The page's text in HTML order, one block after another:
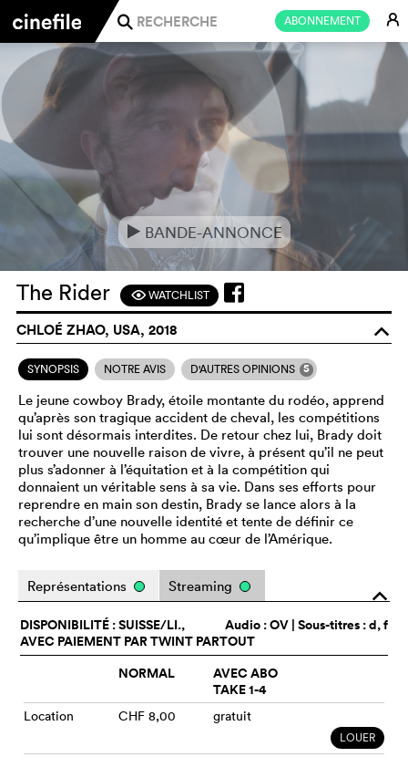
ABONNEMENT E
j
e BANDE-ANNONCE
The Rider FWATCHLIST
CHLOÉ ZHAO, USA, 2018 o
SYNOPSIS NOTRE AVIS D'AUTRES OPINIONS 5
Le jeune cowboy Brady, étoile montante du rodéo, apprend
qu’après son tragique accident de cheval, les compétitions
lui sont désormais interdites. De retour chez lui, Brady doit
trouver une nouvelle raison de vivre, à présent qu’il ne peut
plus s’adonner à l’équitation et à la compétition qui
donnaient un véritable sens à sa vie. Dans ses efforts pour
reprendre en main son destin, Brady se lance alors à la
recherche d’une nouvelle identité et tente de définir ce
qu’implique être un homme au cœur de l’Amérique.
o
Représentations Streaming
Audio :OV | Sous-titres : d, f
DISPONIBILITÉ : SUISSE/LI.,
AVEC PAIEMENT PAR TWINT PARTOUT
NORMAL
AVEC ABO
TAKE 1-4
Location CHF 8,00 gratuit
LOUER